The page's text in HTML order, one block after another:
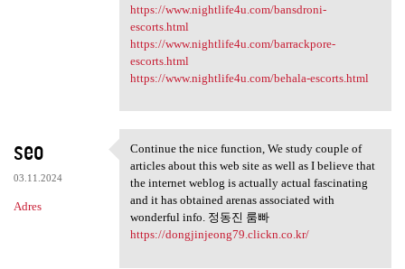
https://www.nightlife4u.com/bansdroni-
escorts.html
https://www.nightlife4u.com/barrackpore-
escorts.html
https://www.nightlife4u.com/behala-escorts.html
seo
03.11.2024
Adres
Continue the nice function,
Continue the nice function, We study couple of
articles about this web site as well as I believe that
the internet weblog is actually actual fascinating
and it has obtained arenas associated with
wonderful info. 정동진 룸빠
https://dongjinjeong79.clickn.co.kr/